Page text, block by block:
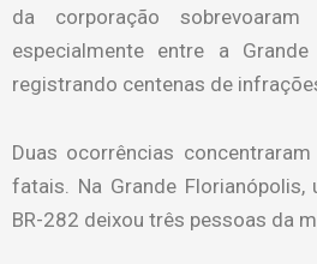
da corporação
especialmente entre a
registrando centenas de
Duas ocorrências
fatais. Na Grande
BR-282 deixou três pessoas da